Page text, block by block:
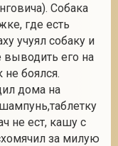
Собака
где есть
учуял собаку и
его на
не боялся.
дома на
не ест, кашу с
за милую